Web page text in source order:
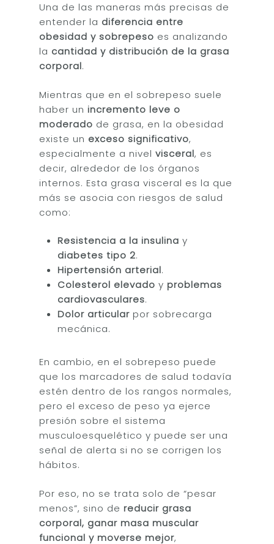
Una de las maneras más precisas de
entender la diferencia entre
obesidad y sobrepeso es analizando
la cantidad y distribución de la grasa
corporal.
Mientras que en el sobrepeso suele
haber un incremento leve o
moderado de grasa, en la obesidad
existe un exceso significativo,
especialmente a nivelvisceral, es
decir, alrededor de los órganos
internos. Esta grasa visceral es la que
más se asocia con riesgos de salud
como:
Resistencia a la insulina y
diabetes tipo 2.
Hipertensión arterial.
Colesterol elevado y problemas
cardiovasculares.
Dolor articular por sobrecarga
mecánica.
En cambio, en el sobrepeso puede
que los marcadores de salud todavía
estén dentro de los rangos normales,
pero el exceso de peso ya ejerce
presión sobre el sistema
musculoesquelético y puede ser una
señal de alerta si no se corrigen los
hábitos.
Por eso, no se trata solo de “pesar
menos”, sino de reducir grasa
corporal, ganar masa muscular
funcional y moverse mejor,